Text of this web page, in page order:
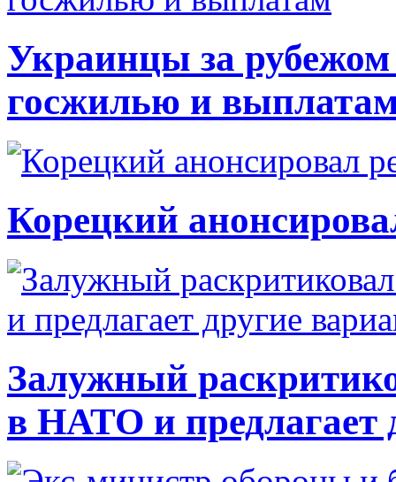
Украинцы за рубежом
госжилью и
Корецкий
Залужный
в НАТО и предлагает